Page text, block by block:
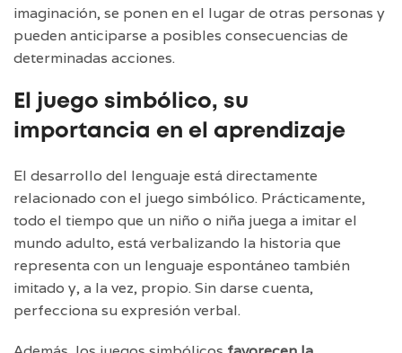
imaginación, se ponen en el lugar de otras personas y
pueden anticiparse a posibles consecuencias de
determinadas acciones.
El juego simbólico, su
importancia en el aprendizaje
El desarrollo del lenguaje está directamente
relacionado con el juego simbólico. Prácticamente,
todo el tiempo que un niño o niña juega a imitar el
mundo adulto, está verbalizando la historia que
representa con un lenguaje espontáneo también
imitado y, a la vez, propio. Sin darse cuenta,
perfecciona su expresión verbal.